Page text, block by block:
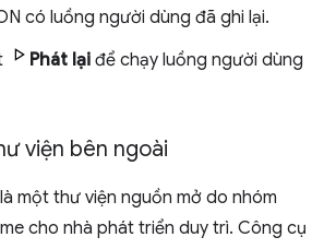
có luồng người dùng đã ghi lại.
Phát lại để chạy luồng người dùng
viện bên ngoài
là một thư viện nguồn mở do nhóm
cho nhà phát triển duy trì. Công cụ